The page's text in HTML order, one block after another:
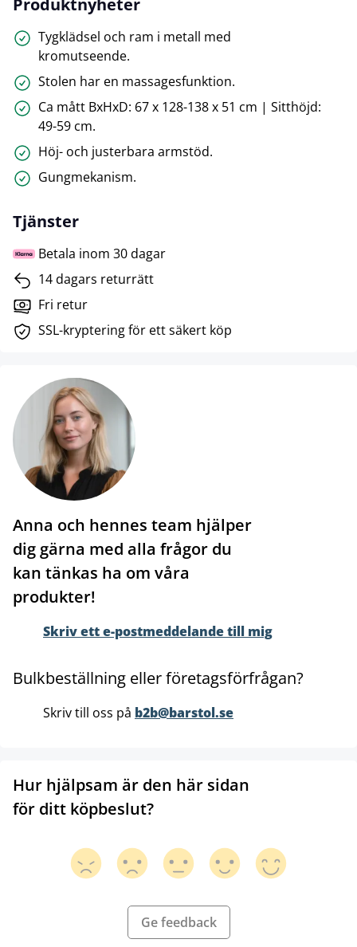
Produktnyheter
Tygklädsel och ram i metall med
kromutseende.
Stolen har en massagesfunktion.
Ca mått BxHxD: 67 x 128-138 x 51 cm | Sitthöjd:
49-59 cm.
Höj- och justerbara armstöd.
Gungmekanism.
Tjänster
Betala inom 30 dagar
14 dagars returrätt
Fri retur
SSL-kryptering för ett säkert köp
Anna och hennes team hjälper
dig gärna med alla frågor du
kan tänkas ha om våra
produkter!
Skriv ett e-postmeddelande till mig
Bulkbeställning eller företagsförfrågan?
Skriv till oss på b2b@barstol.se
Hur hjälpsam är den här sidan
för ditt köpbeslut?
Ge feedback